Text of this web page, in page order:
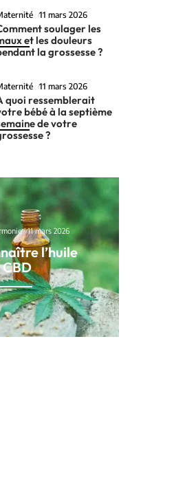
11 mars 2026
soulager les
et les douleurs
la grossesse ?
11 mars 2026
quoi ressemblerait
bébé à la septième
de votre
?
11 mars 2026
l’huile
CBD